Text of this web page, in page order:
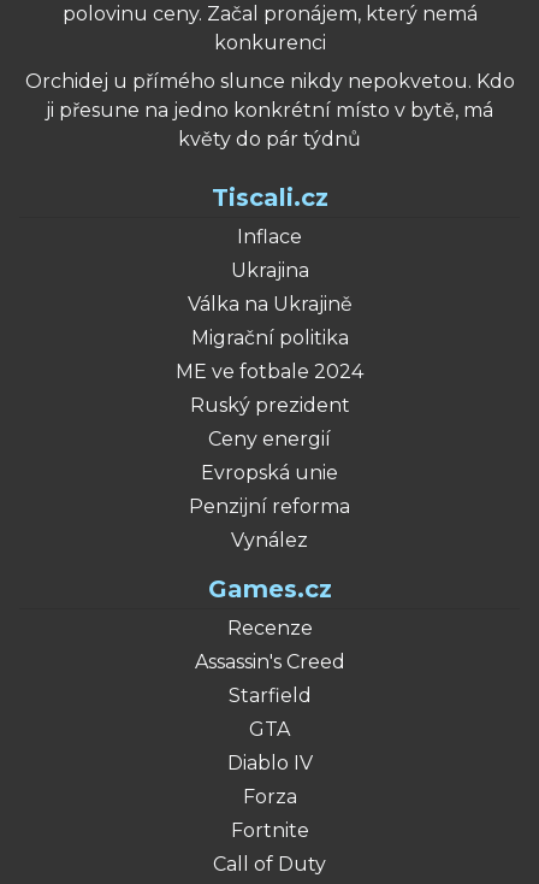
polovinu ceny. Začal pronájem, který nemá
konkurenci
Orchidej u přímého slunce nikdy nepokvetou. Kdo
ji přesune na jedno konkrétní místo v bytě, má
květy do pár týdnů
Tiscali.cz
Inflace
Ukrajina
Válka na Ukrajině
Migrační politika
ME ve fotbale 2024
Ruský prezident
Ceny energií
Evropská unie
Penzijní reforma
Vynález
Games.cz
Recenze
Assassin's Creed
Starfield
GTA
Diablo IV
Forza
Fortnite
Call of Duty